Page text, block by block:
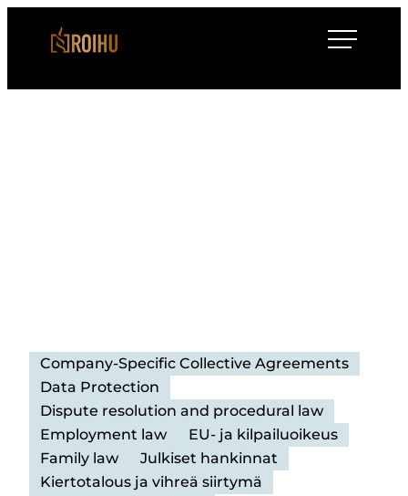
suoraanRoihulaw
Company-Specific Collective Agreements
Data Protection
Dispute resolution and procedural law
Employment law
EU- ja kilpailuoikeus
Family law
Julkiset hankinnat
Kiertotalous ja vihreä siirtymä